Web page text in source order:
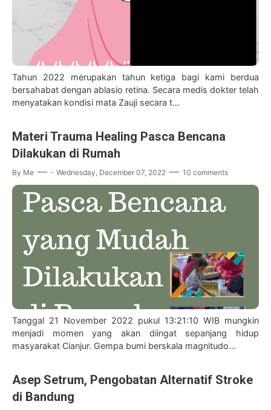
Tahun 2022 merupakan tahun ketiga bagi kami berdua
bersahabat dengan ablasio retina. Secara medis dokter telah
menyatakan kondisi mata Zauji secara t…
Materi Trauma Healing Pasca Bencana
Dilakukan di Rumah
By Me - Wednesday, December 07, 2022 10 comments
Tanggal 21 November 2022 pukul 13:21:10 WIB mungkin
menjadi momen yang akan diingat sepanjang hidup
masyarakat Cianjur. Gempa bumi berskala magnitudo…
Asep Setrum, Pengobatan Alternatif Stroke
di Bandung